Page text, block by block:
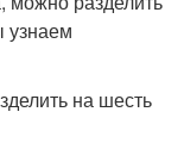
узнаем
на шесть